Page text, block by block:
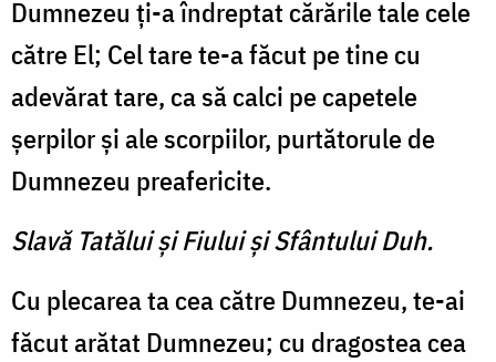
Dumnezeu ţi-a îndreptat cărările tale cele
către El; Cel tare te-a făcut pe tine cu
adevărat tare, ca să calci pe capetele
şerpilor şi ale scorpiilor, purtătorule de
Dumnezeu preafericite.
Slavă Tatălui şi Fiului şi Sfântului Duh.
Cu plecarea ta cea către Dumnezeu, te-ai
făcut arătat Dumnezeu; cu dragostea cea